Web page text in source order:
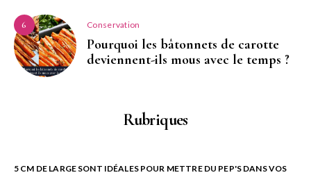
6 Conservation
Pourquoi les bâtonnets de carotte
deviennent-ils mous avec le temps ?
Rubriques
5 CM DE LARGE SONT IDÉALES POUR METTRE DU PEP'S DANS VOS